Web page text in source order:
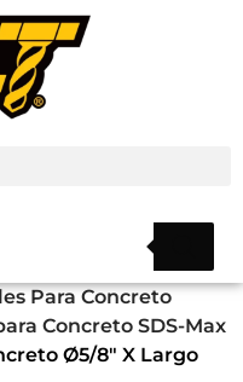
Para Concreto
Concreto SDS-Max
Ø5/8″ X Largo